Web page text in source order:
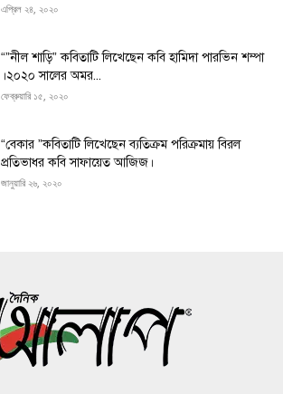
এপ্রিল ২৪, ২০২০
“”নীল শাড়ি” কবিতাটি লিখেছেন কবি হামিদা পারভিন শম্পা
।২০২০ সালের অমর...
ফেব্রুয়ারি ১৫, ২০২০
“বেকার ”কবিতাটি লিখেছেন ব্যতিক্রম পরিক্রমায় বিরল
প্রতিভাধর কবি সাফায়েত আজিজ।
জানুয়ারি ২৬, ২০২০